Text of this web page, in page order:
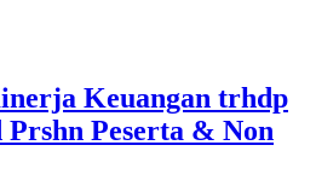
Keuangan trhdp
Peserta & Non